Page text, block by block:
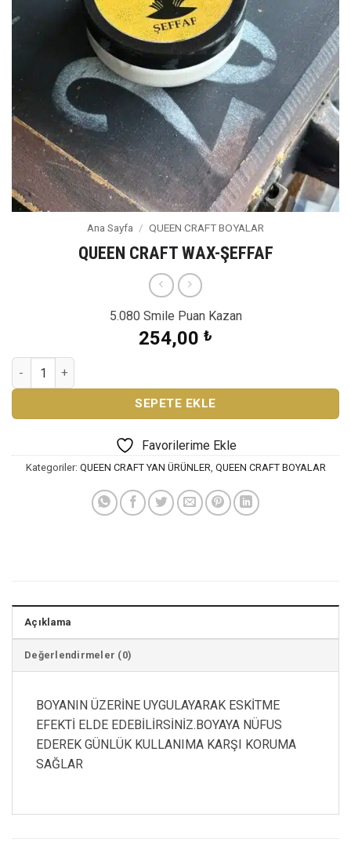
Ana Sayfa / QUEEN CRAFT BOYALAR
QUEEN CRAFT WAX-ŞEFFAF
5.080 Smile Puan Kazan
254,00 ₺
QUEEN CRAFT WAX-ŞEFFAF adet
SEPETE EKLE
Favorilerime Ekle
Kategoriler: QUEEN CRAFT YAN ÜRÜNLER, QUEEN CRAFT BOYALAR
Açıklama
Değerlendirmeler (0)
BOYANIN ÜZERİNE UYGULAYARAK ESKİTME
EFEKTİ ELDE EDEBİLİRSİNİZ.BOYAYA NÜFUS
EDEREK GÜNLÜK KULLANIMA KARŞI KORUMA
SAĞLAR